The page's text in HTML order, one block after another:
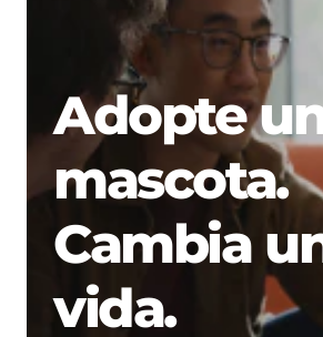
Adopte
mascota.
Cambia
vida.